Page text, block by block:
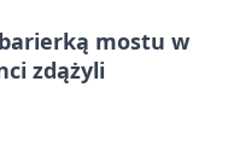
mostu w
zdążyli